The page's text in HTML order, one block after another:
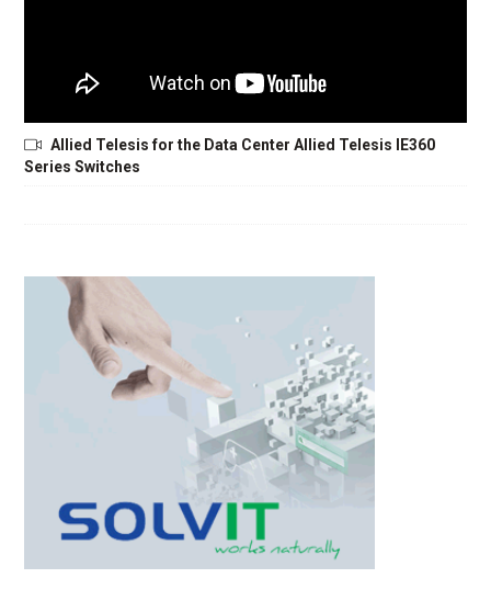
Allied Telesis for the Data Center Allied Telesis IE360
Series Switches